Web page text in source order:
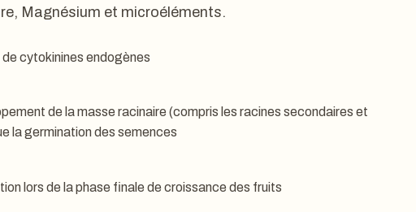
Magnésium et microéléments.
cytokinines endogènes
de la masse racinaire (compris les racines secondaires et
la germination des semences
lors de la phase finale de croissance des fruits